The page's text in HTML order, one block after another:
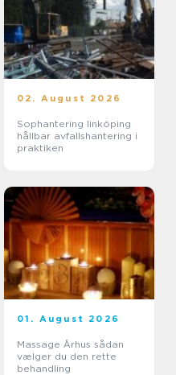
02. August 2026
Sophantering linköping
hållbar avfallshantering i
praktiken
01. August 2026
Massage Århus sådan
vælger du den rette
behandling